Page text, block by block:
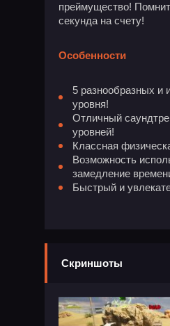
преймущество!
секунда на счету!
Особенности
5 разнообразных и
уровня!
Отличный
уровней!
Классная
Возможность
замедление
Быстрый и
Скриншоты